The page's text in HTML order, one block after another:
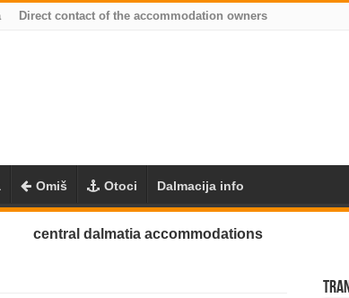
Direct contact of the accommodation owners
Omiš Otoci Dalmacija info
central dalmatia accommodations